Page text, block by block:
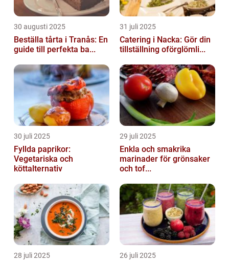
30 augusti 2025
Beställa tårta i Tranås: En
guide till perfekta ba...
31 juli 2025
Catering i Nacka: Gör din
tillställning oförglömli...
30 juli 2025
Fyllda paprikor:
Vegetariska och
köttalternativ
29 juli 2025
Enkla och smakrika
marinader för grönsaker
och tof...
28 juli 2025 26 juli 2025